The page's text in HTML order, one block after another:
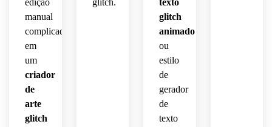
edição
manual
complicada
em
um
criador
de
arte
glitch
glitch.
texto
glitch
animado
ou
estilo
de
gerador
de
texto